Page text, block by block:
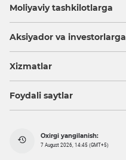
Moliyaviy tashkilotlarga
Aksiyador va investorlarga
Xizmatlar
Foydali saytlar
Oxirgi yangilanish:
7 August 2026, 14:45 (GMT+5)